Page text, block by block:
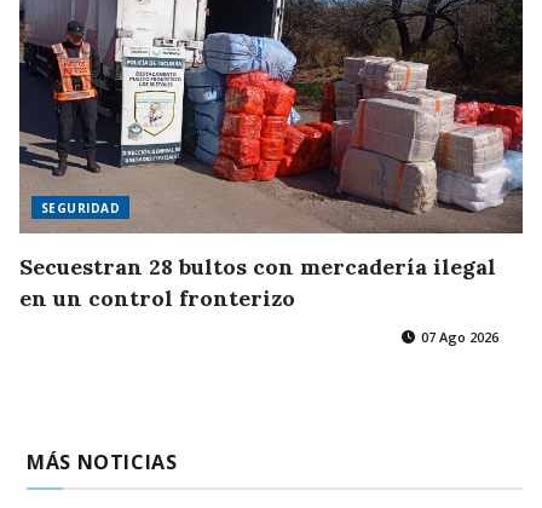
SEGURIDAD
Secuestran 28 bultos con mercadería ilegal
en un control fronterizo
07 Ago 2026
MÁS NOTICIAS